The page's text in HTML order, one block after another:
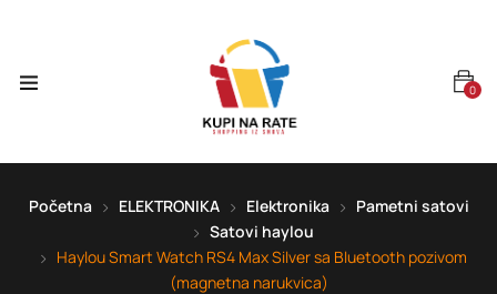
0
Početna ELEKTRONIKA Elektronika
Pametni satovi
Satovi haylou
Haylou Smart Watch RS4 Max Silver sa Bluetooth pozivom
(magnetna narukvica)